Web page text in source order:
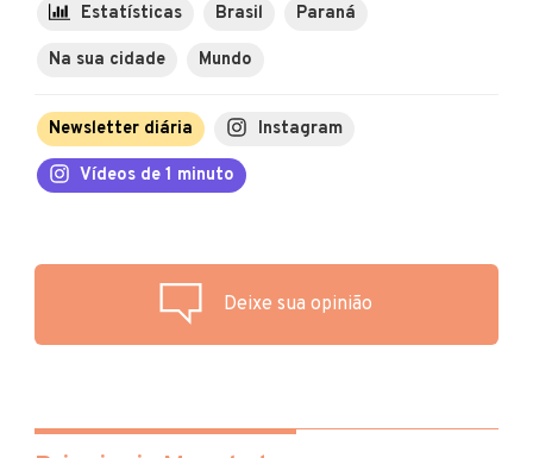
Estatísticas Brasil Paraná
Na sua cidade Mundo
Newsletter diária Instagram
Vídeos de 1 minuto
Deixe sua opinião